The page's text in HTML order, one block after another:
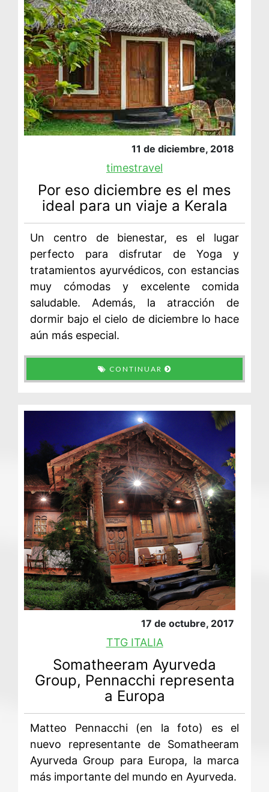
11 de diciembre, 2018
timestravel
Por eso diciembre es el mes
ideal para un viaje a Kerala
Un centro de bienestar, es el lugar
perfecto para disfrutar de Yoga y
tratamientos ayurvédicos, con estancias
muy cómodas y excelente comida
saludable. Además, la atracción de
dormir bajo el cielo de diciembre lo hace
aún más especial.
CONTINUAR
17 de octubre, 2017
TTG ITALIA
Somatheeram Ayurveda
Group, Pennacchi representa
a Europa
Matteo Pennacchi (en la foto) es el
nuevo representante de Somatheeram
Ayurveda Group para Europa, la marca
más importante del mundo en Ayurveda.